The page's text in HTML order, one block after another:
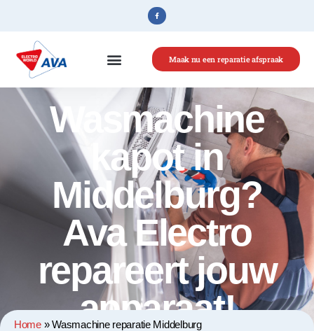
Maak nu een reparatie afspraak
Wasmachine
kapot in
Middelburg?
Ava Electro
repareert jouw
apparaat!
Home»Wasmachine reparatie Middelburg